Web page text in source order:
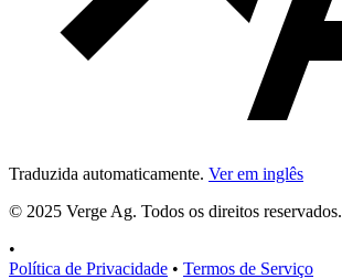
Traduzida automaticamente. Ver em inglês
© 2025 Verge Ag. Todos os direitos reservados.
•
Política de Privacidade • Termos de Serviço